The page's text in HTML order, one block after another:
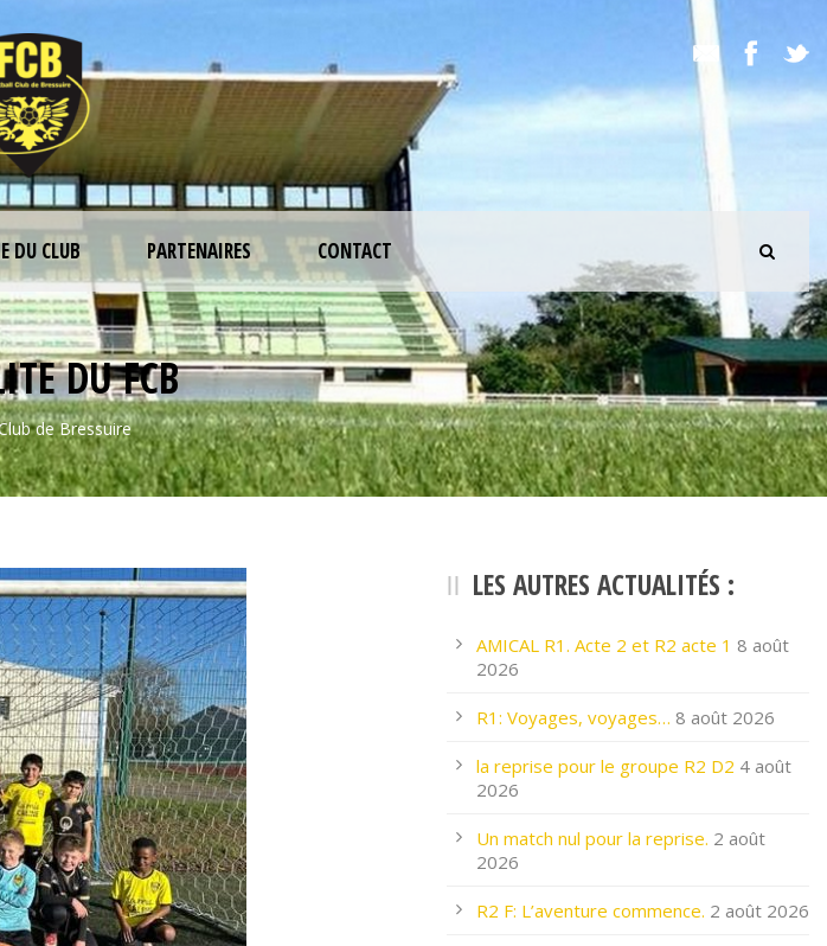
DU CLUB PARTENAIRES CONTACT
DU FCB
de Bressuire
LES AUTRES ACTUALITÉS :
AMICAL R1. Acte 2 et R2 acte 1 8 août
2026
R1: Voyages, voyages… 8 août 2026
la reprise pour le groupe R2 D2 4 août
2026
Un match nul pour la reprise. 2 août
2026
R2 F: L’aventure commence. 2 août 2026